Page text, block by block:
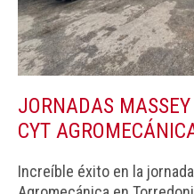
JORNADAS
CYT
Increíble éxito en la